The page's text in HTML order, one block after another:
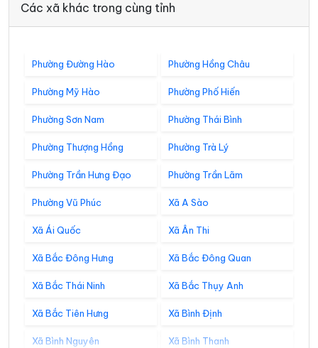
Các xã khác trong cùng tỉnh
Phường Đường Hào Phường Hồng Châu
Phường Mỹ Hào Phường Phố Hiến
Phường Sơn Nam Phường Thái Bình
Phường Thượng Hồng Phường Trà Lý
Phường Trần Hưng Đạo Phường Trần Lãm
Phường Vũ Phúc Xã A Sào
Xã Ái Quốc Xã Ân Thi
Xã Bắc Đông Hưng Xã Bắc Đông Quan
Xã Bắc Thái Ninh Xã Bắc Thụy Anh
Xã Bắc Tiên Hưng Xã Bình Định
Xã Bình Nguyên Xã Bình Thanh